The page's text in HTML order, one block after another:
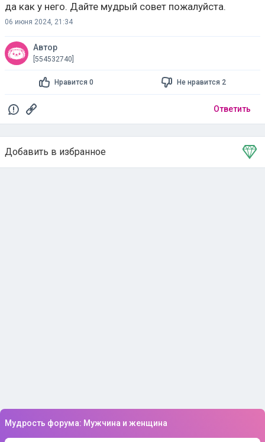
да как у него. Дайте мудрый совет пожалуйста.
06 июня 2024, 21:34
Автор
[554532740]
Нравится 0 Не нравится 2
Ответить
Добавить в избранное
Тема в избранном
Мудрость форума: Мужчина и женщина